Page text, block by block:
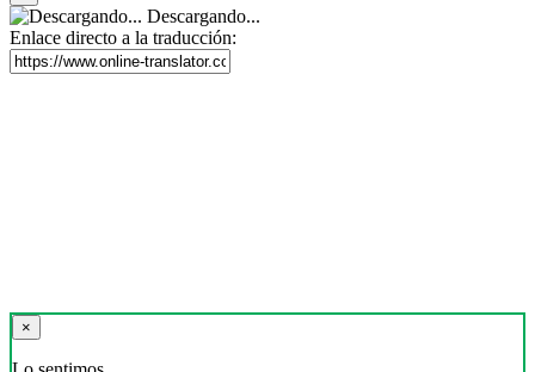
Descargando...
Enlace directo a la traducción:
×